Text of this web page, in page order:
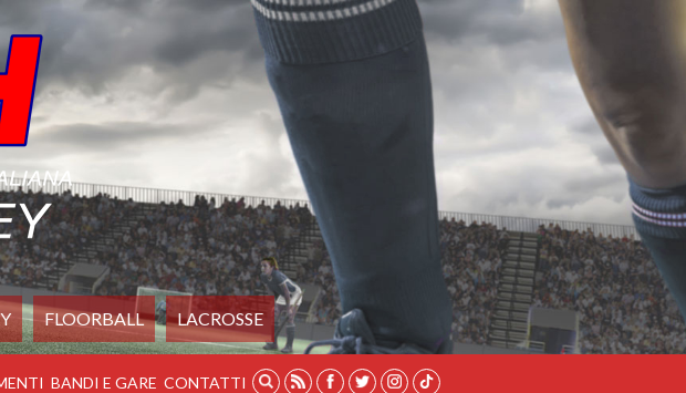
FLOORBALL LACROSSE
BANDI E GARE CONTATTI